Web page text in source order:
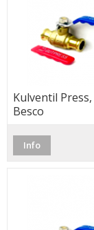
Kulventil Press,
Besco
Info